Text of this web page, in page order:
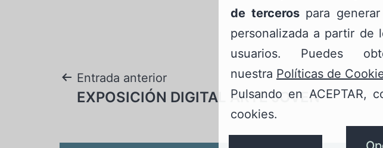
Navegación
Entrada anterior
EXPOSICIÓN DIGITAL ARTE JOVEN
de tercerospara generar
personalizada a partir de
usuarios. Puedes
nuestra Políticas de
Pulsando en ACEPTAR,
cookies.